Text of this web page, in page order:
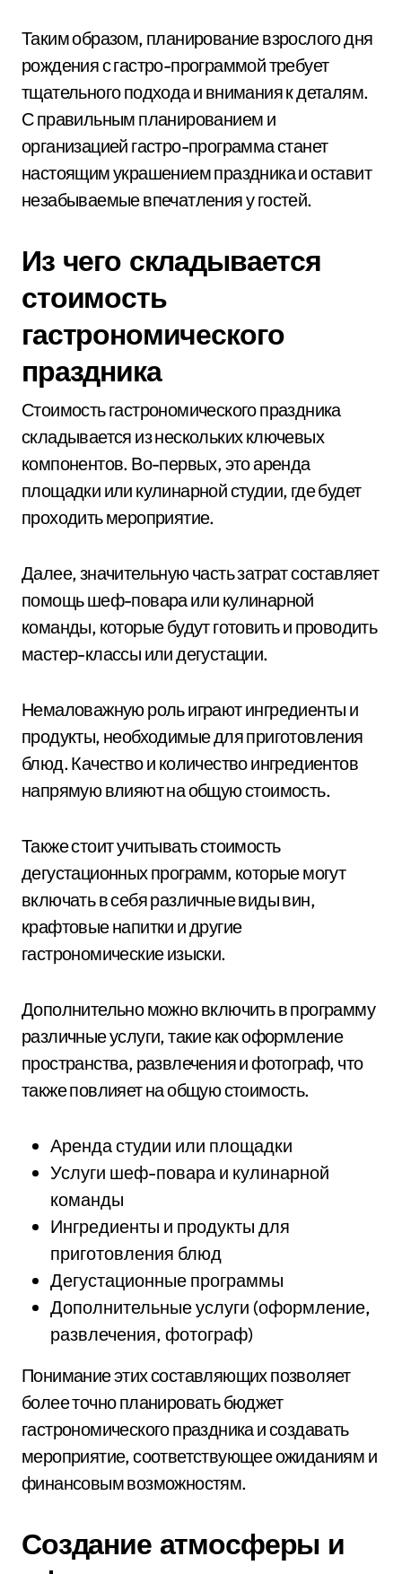
Таким образом, планирование взрослого дня
рождения с гастро-программой требует
тщательного подхода и внимания к деталям.
С правильным планированием и
организацией гастро-программа станет
настоящим украшением праздника и оставит
незабываемые впечатления у гостей.
Из чего складывается
стоимость
гастрономического
праздника
Стоимость гастрономического праздника
складывается из нескольких ключевых
компонентов. Во-первых, это аренда
площадки или кулинарной студии, где будет
проходить мероприятие.
Далее, значительную часть затрат составляет
помощь шеф-повара или кулинарной
команды, которые будут готовить и проводить
мастер-классы или дегустации.
Немаловажную роль играют ингредиенты и
продукты, необходимые для приготовления
блюд. Качество и количество ингредиентов
напрямую влияют на общую стоимость.
Также стоит учитывать стоимость
дегустационных программ, которые могут
включать в себя различные виды вин,
крафтовые напитки и другие
гастрономические изыски.
Дополнительно можно включить в программу
различные услуги, такие как оформление
пространства, развлечения и фотограф, что
также повлияет на общую стоимость.
Аренда студии или площадки
Услуги шеф-повара и кулинарной
команды
Ингредиенты и продукты для
приготовления блюд
Дегустационные программы
Дополнительные услуги (оформление,
развлечения, фотограф)
Понимание этих составляющих позволяет
более точно планировать бюджет
гастрономического праздника и создавать
мероприятие, соответствующее ожиданиям и
финансовым возможностям.
Создание атмосферы и